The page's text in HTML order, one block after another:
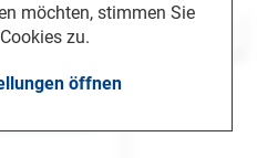
möchten, stimmen Sie
zu.
öffnen